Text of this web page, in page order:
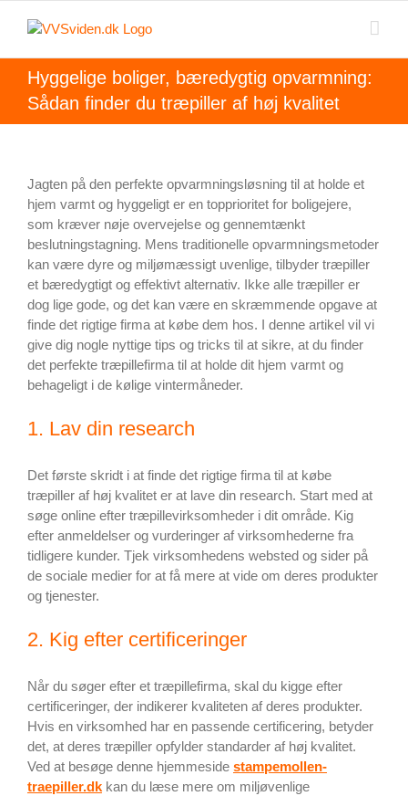
Hyggelige boliger, bæredygtig opvarmning:
Sådan finder du træpiller af høj kvalitet
Jagten på den perfekte opvarmningsløsning til at holde et
hjem varmt og hyggeligt er en topprioritet for boligejere,
som kræver nøje overvejelse og gennemtænkt
beslutningstagning. Mens traditionelle opvarmningsmetoder
kan være dyre og miljømæssigt uvenlige, tilbyder træpiller
et bæredygtigt og effektivt alternativ. Ikke alle træpiller er
dog lige gode, og det kan være en skræmmende opgave at
finde det rigtige firma at købe dem hos. I denne artikel vil vi
give dig nogle nyttige tips og tricks til at sikre, at du finder
det perfekte træpillefirma til at holde dit hjem varmt og
behageligt i de kølige vintermåneder.
1. Lav din research
Det første skridt i at finde det rigtige firma til at købe
træpiller af høj kvalitet er at lave din research. Start med at
søge online efter træpillevirksomheder i dit område. Kig
efter anmeldelser og vurderinger af virksomhederne fra
tidligere kunder. Tjek virksomhedens websted og sider på
de sociale medier for at få mere at vide om deres produkter
og tjenester.
2. Kig efter certificeringer
Når du søger efter et træpillefirma, skal du kigge efter
certificeringer, der indikerer kvaliteten af deres produkter.
Hvis en virksomhed har en passende certificering, betyder
det, at deres træpiller opfylder standarder af høj kvalitet.
Ved at besøge denne hjemmeside stampemollen-
traepiller.dkkan du læse mere om miljøvenlige